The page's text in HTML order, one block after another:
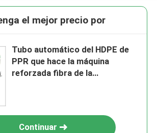
el mejor precio por
Tubo automático del HDPE de
PPR que hace la máquina
reforzada fibra de la
Continuar